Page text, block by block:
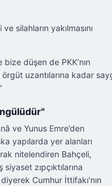
silahların yakılmasını
düşen de PKK’nın
uzantılarına kadar
ve Yunus Emre’den
yapılarda yer alanları
nitelendiren Bahçeli,
zıpçıktılarına
Cumhur İttifakı'nın